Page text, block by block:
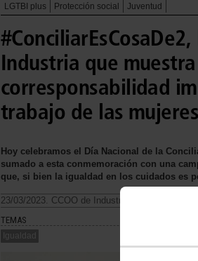
LGTBI plus
Protección social Juventud
Industria que
corresponsabilidad
trabajo de las mujeres
Hoy celebramos el Día Nacional de la
sumado a esta conmemoración con una
que, si bien la igualdad en los cuidados es
23/03/2023. CCOO de Industria
TEMAS
Igualdad